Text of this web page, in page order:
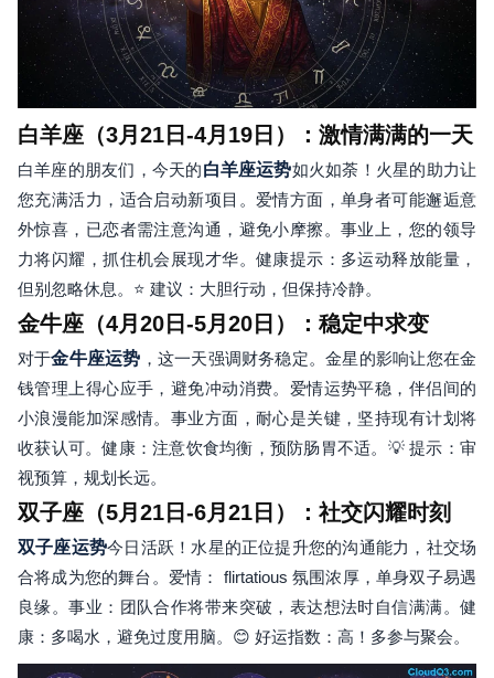
白羊座（3月21日-4月19日）：激情满满的一天
白羊座的朋友们，今天的白羊座运势如火如荼！火星的助力让
您充满活力，适合启动新项目。爱情方面，单身者可能邂逅意
外惊喜，已恋者需注意沟通，避免小摩擦。事业上，您的领导
力将闪耀，抓住机会展现才华。健康提示：多运动释放能量，
但别忽略休息。⭐ 建议：大胆行动，但保持冷静。
金牛座（4月20日-5月20日）：稳定中求变
对于金牛座运势 ，这一天强调财务稳定。金星的影响让您在金
钱管理上得心应手，避免冲动消费。爱情运势平稳，伴侣间的
小浪漫能加深感情。事业方面，耐心是关键，坚持现有计划将
收获认可。健康：注意饮食均衡，预防肠胃不适。💡 提示：审
视预算，规划长远。
双子座（5月21日-6月21日）：社交闪耀时刻
双子座运势今日活跃！水星的正位提升您的沟通能力，社交场
合将成为您的舞台。爱情： flirtatious 氛围浓厚，单身双子易遇
良缘。事业：团队合作将带来突破，表达想法时自信满满。健
康：多喝水，避免过度用脑。😊 好运指数：高！多参与聚会。